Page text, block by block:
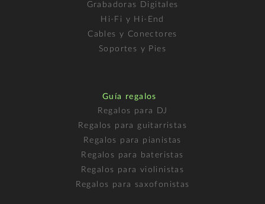
Grabadoras Digitales
Hi-Fi y Hi-End
Cables y Conectores
Soportes y Pies
Guía regalos
Regalos para DJ
Regalos para guitarristas
Regalos para pianistas
Regalos para bateristas
Regalos para violinistas
Regalos para saxofonistas